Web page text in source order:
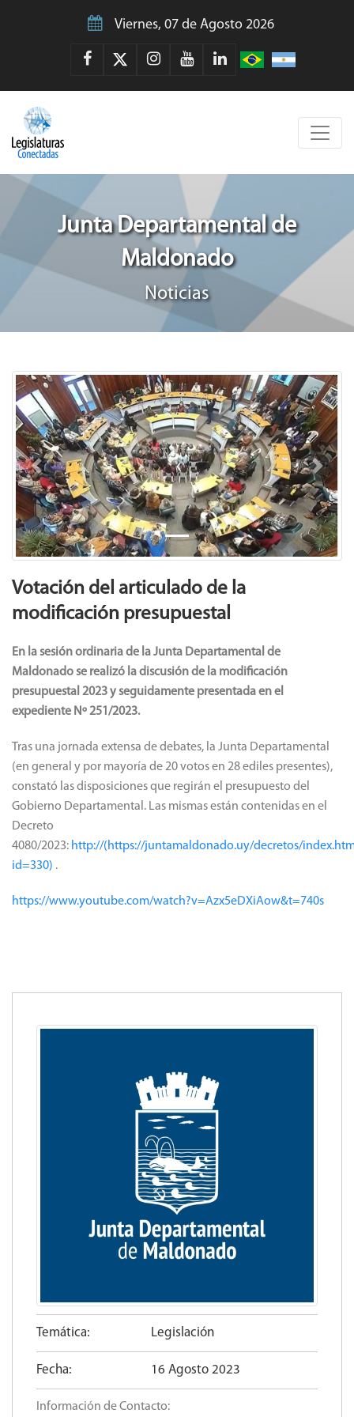
Viernes, 07 de Agosto 2026
Junta Departamental de
Maldonado
Noticias
Previous Next
Votación del articulado de la
modificación presupuestal
En la sesión ordinaria de la Junta Departamental de
Maldonado se realizó la discusión de la modificación
presupuestal 2023 y seguidamente presentada en el
expediente Nº 251/2023.
Tras una jornada extensa de debates, la Junta Departamental
(en general y por mayoría de 20 votos en 28 ediles presentes),
constató las disposiciones que regirán el presupuesto del
Gobierno Departamental. Las mismas están contenidas en el
Decreto
4080/2023: http://(https://juntamaldonado.uy/decretos/
id=330) .
https://www.youtube.com/watch?v=Azx5eDXiAow&t=740s
Temática: Legislación
Fecha: 16 Agosto 2023
Información de Contacto: